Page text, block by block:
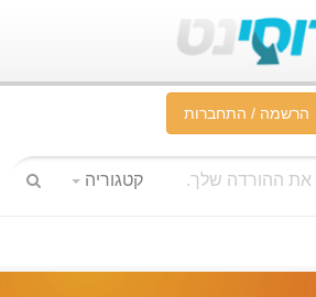
הרשמה / התחברות
קטגוריה